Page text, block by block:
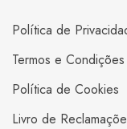
Política de
Termos e Condições
Política de Cookies
Livro de